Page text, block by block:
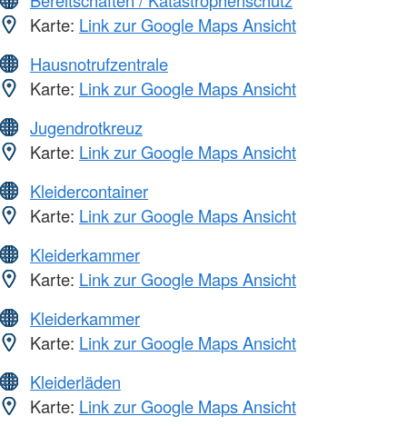
Karte: Link zur Google Maps Ansicht
Hausnotrufzentrale
Karte: Link zur Google Maps Ansicht
Jugendrotkreuz
Karte: Link zur Google Maps Ansicht
Kleidercontainer
Karte: Link zur Google Maps Ansicht
Kleiderkammer
Karte: Link zur Google Maps Ansicht
Kleiderkammer
Karte: Link zur Google Maps Ansicht
Kleiderläden
Karte: Link zur Google Maps Ansicht